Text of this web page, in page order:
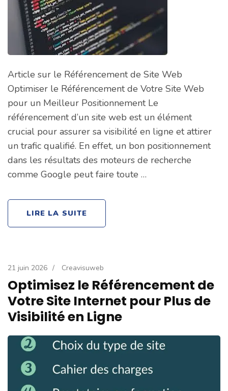
Article sur le Référencement de Site Web
Optimiser le Référencement de Votre Site Web
pour un Meilleur Positionnement Le
référencement d’un site web est un élément
crucial pour assurer sa visibilité en ligne et attirer
un trafic qualifié. En effet, un bon positionnement
dans les résultats des moteurs de recherche
comme Google peut faire toute …
LIRE LA SUITE
21 juin 2026 / Creavisuweb
Optimisez le Référencement de
Votre Site Internet pour Plus de
Visibilité en Ligne